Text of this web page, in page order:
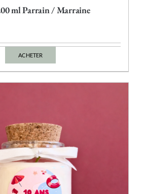
ml Parrain / Marraine
ACHETER
Ce
peuvent
être
choisies
sur
la
page
du
produit